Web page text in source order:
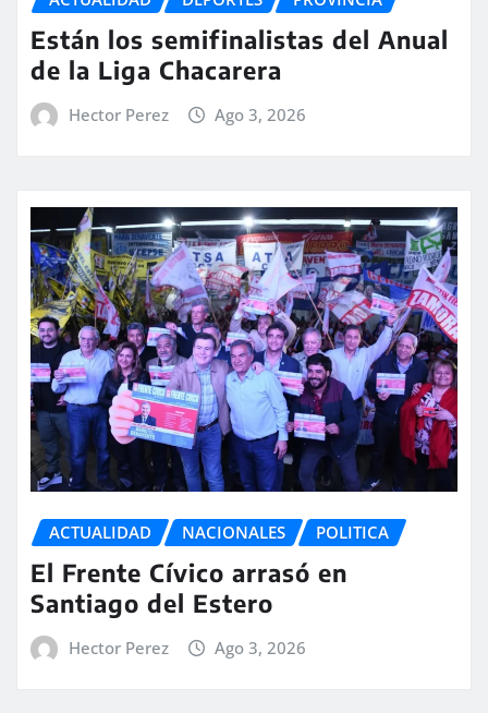
Están los semifinalistas del Anual
de la Liga Chacarera
Hector Perez Ago 3, 2026
ACTUALIDAD NACIONALES POLITICA
El Frente Cívico arrasó en
Santiago del Estero
Hector Perez Ago 3, 2026